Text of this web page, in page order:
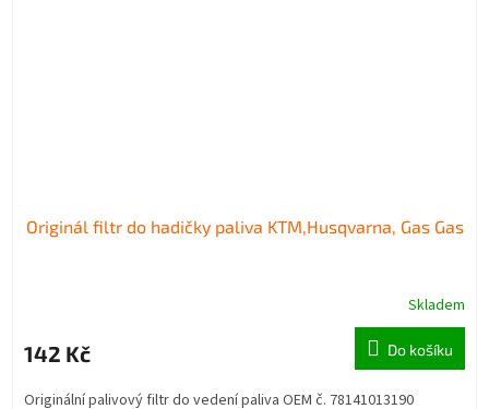
Originál filtr do hadičky paliva KTM,Husqvarna, Gas Gas
Skladem
142 Kč Do košíku
Originální palivový filtr do vedení paliva OEM č. 78141013190